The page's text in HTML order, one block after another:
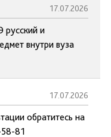
17.07.2026
русский и
внутри вуза
17.07.2026
обратитесь на
81